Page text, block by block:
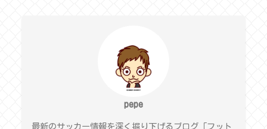
pepe
最新のサッカー情報を深く掘り下げるブログ「フット